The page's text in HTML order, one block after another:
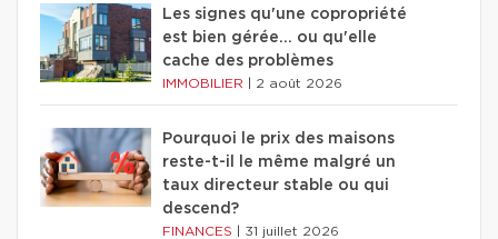
Les signes qu'une copropriété
est bien gérée… ou qu'elle
cache des problèmes
IMMOBILIER 2 août 2026
Pourquoi le prix des maisons
reste-t-il le même malgré un
taux directeur stable ou qui
descend?
FINANCES 31 juillet 2026